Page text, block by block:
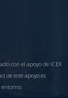
con el apoyo de ICEX
de este apoyo es